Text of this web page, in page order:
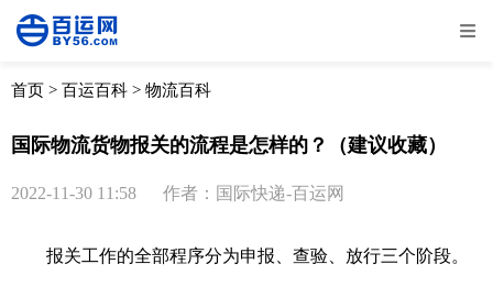
全部 物流资讯
取消 确定
首页 > 百运百科 > 物流百科
国际物流货物报关的流程是怎样的？（建议收藏）
2022-11-30 11:58 作者：国际快递-百运网
报关工作的全部程序分为申报、查验、放行三个阶段。